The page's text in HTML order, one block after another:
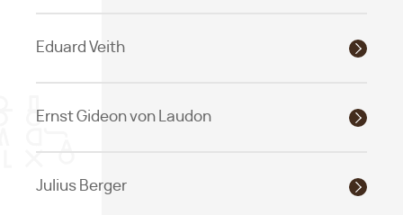
Eduard Veith
Ernst Gideon von Laudon
Julius Berger